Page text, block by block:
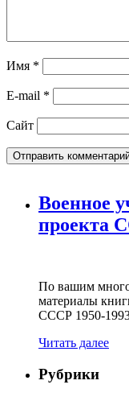
Имя *
E-mail *
Сайт
Военное
проекта
По вашим
материалы
СССР 1950-
Читать далее
Рубрики